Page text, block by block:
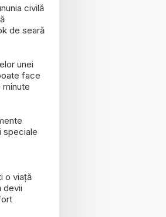
civilă
de seară
unei
face
speciale
o viață
devii